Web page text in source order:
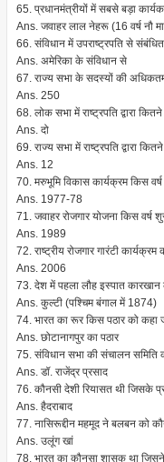
65. प्रधानमंत्रीयों में सबसे बड़ा
Ans. जवाहर लाल नेहरू (16 वर्ष नौ
66. संविधान में उपराष्ट्रपति से
Ans. अमेरिका के संविधान से
67. राज्य सभा के सदस्यों की
Ans. 250
68. लोक सभा में राष्ट्रपति द्वारा
Ans. दो
69. राज्य सभा में राष्ट्रपति द्वारा
Ans. 12
70. मरुभूमि विकास कार्यक्रम किस
Ans. 1977-78
71. जवाहर रोजगार योजना किस वर्ष
Ans. 1989
72. राष्ट्रीय रोजगार गारंटी
Ans. 2006
73. देश में पहला लौह इस्पात कारखान
Ans. कुल्टी (पश्चिम बंगाल में 1874)
74. भारत का रूर किस पठार को कहा
Ans. छोटानागपुर का पठार
75. संविधान सभा की संचालन समिति
Ans. डॉ. राजेंद्र प्रसाद
76. कौनसी देशी रियासत थी जिसके
Ans. हैदराबाद
77. नासिरूद्दीन महमूद ने बलबन को
Ans. उलूंग खां
78. भारत का कौनसा शासक था